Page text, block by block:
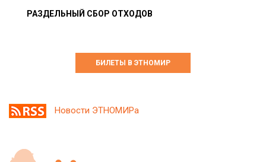
РАЗДЕЛЬНЫЙ СБОР ОТХОДОВ
БИЛЕТЫ В ЭТНОМИР
Новости ЭТНОМИРа